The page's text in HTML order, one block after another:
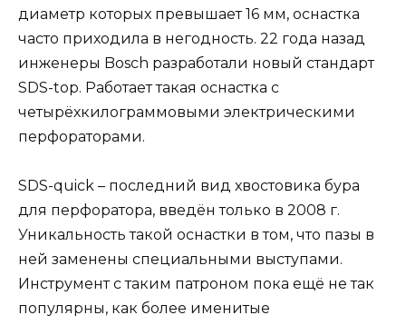
диаметр которых превышает 16 мм, оснастка
часто приходила в негодность. 22 года назад
инженеры Bosch разработали новый стандарт
SDS-top. Работает такая оснастка с
четырёхкилограммовыми электрическими
перфораторами.
SDS-quick – последний вид хвостовика бура
для перфоратора, введён только в 2008 г.
Уникальность такой оснастки в том, что пазы в
ней заменены специальными выступами.
Инструмент с таким патроном пока ещё не так
популярны, как более именитые